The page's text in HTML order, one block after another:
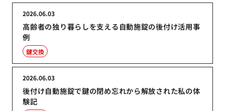
高齢者の独り暮らしを支える自動施錠の後付け活用事
例
2026.06.03
鍵交換
後付け自動施錠で鍵の閉め忘れから解放された私の体
験記
2026.06.03